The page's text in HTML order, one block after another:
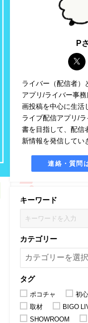
P
ライバー（配信者）
アプリ/ライバー事
画投稿を中心に生活
ライブ配信アプリ/
書を目指して、配信
新情報を発信してい
連絡・質問
キーワード
カテゴリー
タグ
ポコチャ 初
取材
BIGO
SHOWROOM